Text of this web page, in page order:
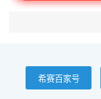
希赛百家号